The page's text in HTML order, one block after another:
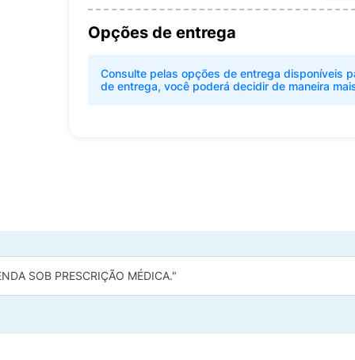
Opções de entrega
Consulte pelas opções de entrega disponíveis
de entrega, você poderá decidir de maneira
SOB PRESCRIÇÃO MÉDICA."